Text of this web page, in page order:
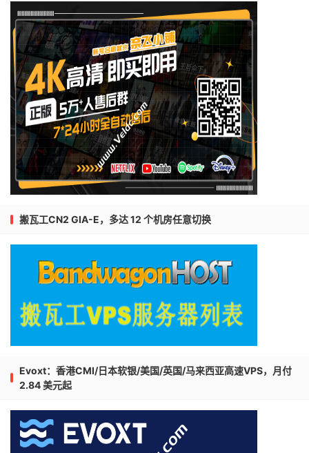
搬瓦工CN2 GIA-E，多达 12 个机房任意切换
Evoxt：香港CMI/日本软银/美国/英国/马来西亚高速VPS，月付
2.84 美元起